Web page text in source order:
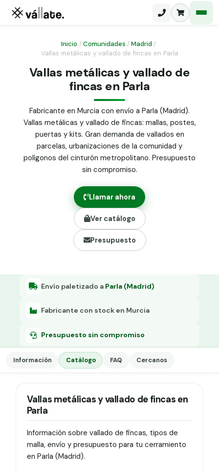
Malla ganadera
Malla simple torsión
Malla triple torsión
Panel malla H.
Puerta abatible dos hojas
Puerta acceso peatonal
Poste malla Hércules
Poste malla simple torsión
Alambre de espino galvanizado
Abrazadera PVC malla H.
Grapa malla H.
Grapadora
Tensor galvanizado
Inicio /Comunidades /Madrid /
Vallas metálicas y vallado de fincas en Parla
Vallas metálicas y vallado de
fincas en Parla
Fabricante en Murcia con envío a Parla (Madrid).
Vallas metálicas y vallado de fincas: mallas, postes,
puertas y kits. Gran demanda de vallados en
parcelas, urbanizaciones de la comunidad y
polígonos del cinturón metropolitano. Presupuesto
sin compromiso.
Llamar ahora
Ver catálogo
Presupuesto
Envío paletizado a Parla (Madrid)
Fabricante con stock en Murcia
Presupuesto sin compromiso
Información Catálogo FAQ Cercanos
Vallas metálicas y vallado de fincas en
Parla
Información sobre vallado de fincas, tipos de
malla, envío y presupuesto para tu cerramiento
en Parla (Madrid).